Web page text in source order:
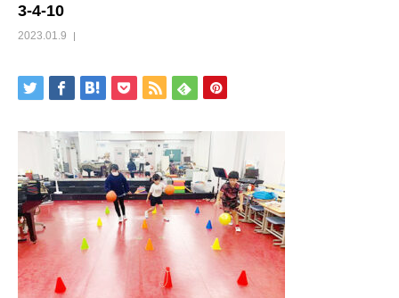
3-4-10
2023.01.9
特別コース
楽院の行事
アクセス